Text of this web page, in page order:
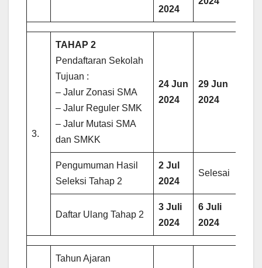
2024
3.
TAHAP 2
Pendaftaran Sekolah
Tujuan :
– Jalur Zonasi SMA
– Jalur Reguler SMK
– Jalur Mutasi SMA
dan SMKK
24 Jun
2024
29 Jun
2024
Pengumuman Hasil
Seleksi Tahap 2
2 Jul
2024
Selesai
Daftar Ulang Tahap 2
3 Juli
2024
6 Juli
2024
Tahun Ajaran